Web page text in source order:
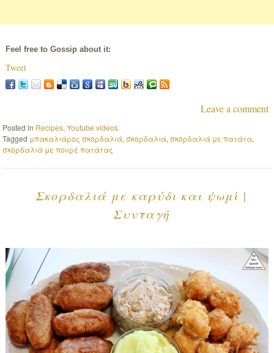
Feel free to Gossip about it:
Tweet
Leave a comment
Posted in Recipes,Youtube videos
Tagged μπακαλιάρος σκορδαλιά,σκορδαλιά,σκορδαλιά με πατάτα,
σκορδαλιά με πουρέ πατάτας
Σκορδαλιά με καρύδι και ψωμί |
Συνταγή